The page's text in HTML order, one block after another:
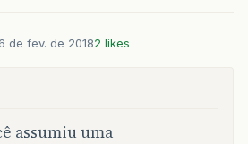
de fev. de 20182 likes
assumiu uma